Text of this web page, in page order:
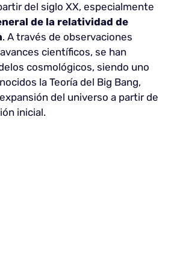
del siglo XX, especialmente
de la relatividad de
. A través de observaciones
científicos, se han
cosmológicos, siendo uno
la Teoría del Big Bang,
del universo a partir de
inicial.